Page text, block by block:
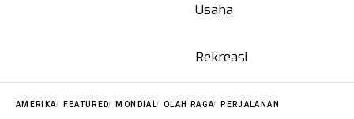
Usaha
Rekreasi
AMERIKA FEATURED MONDIAL OLAH RAGA PERJALANAN